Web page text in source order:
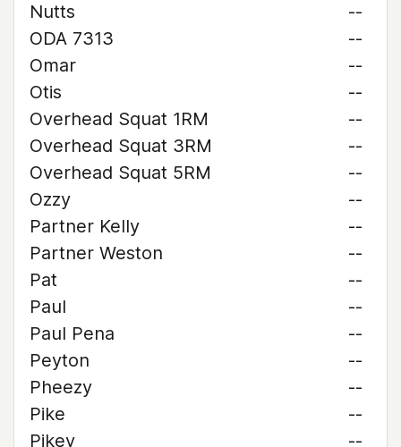
Nutts
--
ODA 7313
--
Omar
--
Otis
--
Overhead Squat 1RM
--
Overhead Squat 3RM
--
Overhead Squat 5RM
--
Ozzy
--
Partner Kelly
--
Partner Weston
--
Pat
--
Paul
--
Paul Pena
--
Peyton
--
Pheezy
--
Pike
--
Pikey
--